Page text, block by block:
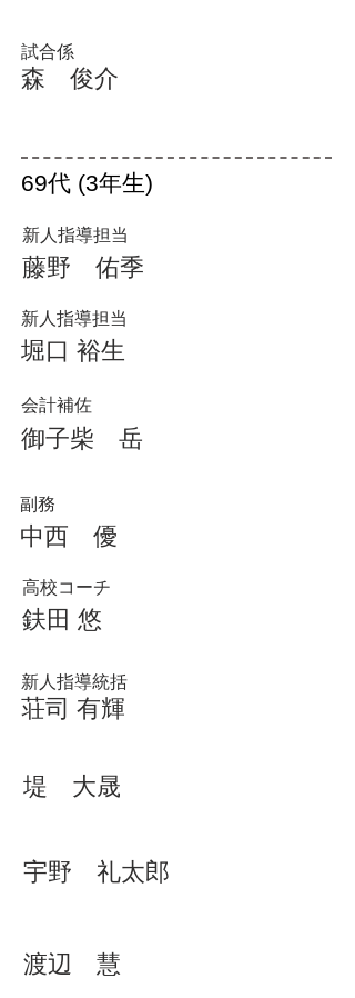
試合係
森 俊介
69代 (3年生)
​新人指導担当
​藤野 佑季
​新人指導担当
堀口 裕生
会計補佐
御子柴 岳
副務
中西 優
高校コーチ
鈇田 悠
​新人指導統括
荘司 有輝
​堤 大晟
宇野 礼太郎
渡辺 慧